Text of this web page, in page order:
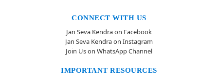
CONNECT WITH US
Jan Seva Kendra on Facebook
Jan Seva Kendra on Instagram
Join Us on WhatsApp Channel
IMPORTANT RESOURCES